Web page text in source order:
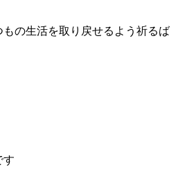
の生活を取り戻せるよう祈るば
す